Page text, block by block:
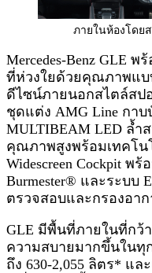
ภายในห้องโดยส
Mercedes-Benz GLE
ที่ห่วงใยด้วยคุณภาพแบ
ดีไซน์ภายนอกสไตล์สป
ชุดแต่ง AMG Line กา
MULTIBEAM LED ล้
คุณภาพสูงพร้อมเทคโน
Widescreen Cockpit พ
Burmester® และระบบ
ตรวจสอบและกรองอา
GLE มีพื้นที่ภายในที่กว้
ความสบายมากขึ้นในทุ
ถึง 630-2,055 ลิตร* แล